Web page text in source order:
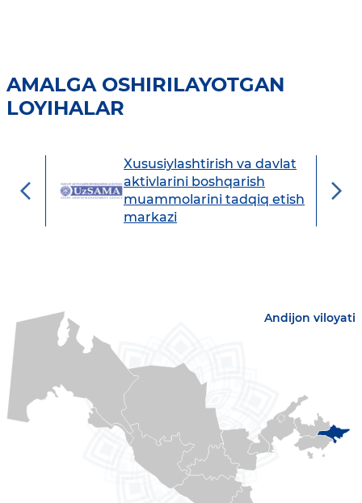
AMALGA OSHIRILAYOTGAN
LOYIHALAR
Xususiylashtirish va davlat
aktivlarini boshqarish
muammolarini tadqiq etish
markazi
Andijon viloyati